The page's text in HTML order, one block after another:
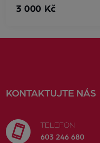
3 000 Kč
KONTAKTUJTE NÁS
TELEFON
603 246 680